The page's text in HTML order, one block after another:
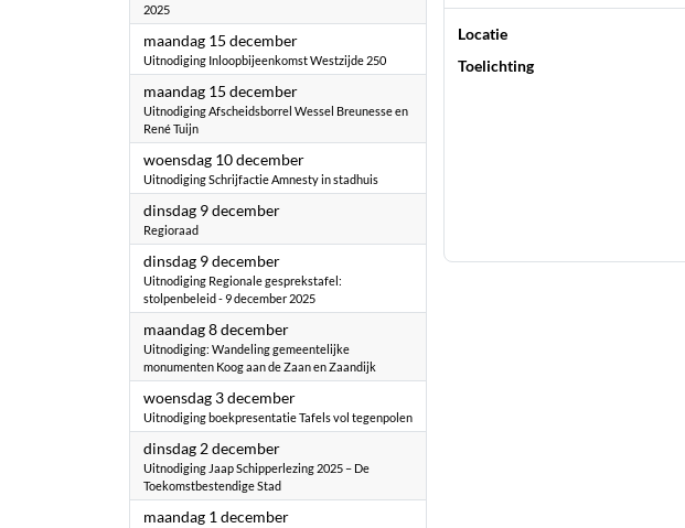
2025
maandag 15 december2025
Uitnodiging Inloopbijeenkomst Westzijde 250
maandag 15 december2025
Uitnodiging Afscheidsborrel Wessel Breunesse en
René Tuijn
woensdag 10 december2025
Uitnodiging Schrijfactie Amnesty in stadhuis
dinsdag 9 december2025
Regioraad
dinsdag 9 december2025
Uitnodiging Regionale gesprekstafel:
stolpenbeleid - 9 december 2025
maandag 8 december2025
Uitnodiging: Wandeling gemeentelijke
monumenten Koog aan de Zaan en Zaandijk
woensdag 3 december2025
Uitnodiging boekpresentatie Tafels vol tegenpolen
dinsdag 2 december2025
Uitnodiging Jaap Schipperlezing 2025 – De
Toekomstbestendige Stad
maandag 1 december2025
Locatie
Toelichting